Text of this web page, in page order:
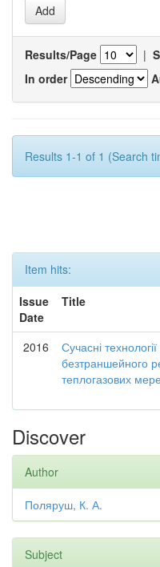
Results/Page |
In order
Results 1-1 of 1 (Search
Item hits:
Issue
Date
Title
2016
Сучасні технології
безтраншейного
теплогазових
Discover
Author
Поляруш, К. А.
Subject